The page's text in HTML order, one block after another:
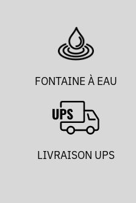
FONTAINE À EAU
LIVRAISON UPS